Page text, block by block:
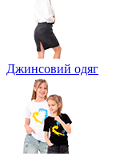
Джинсовий одяг